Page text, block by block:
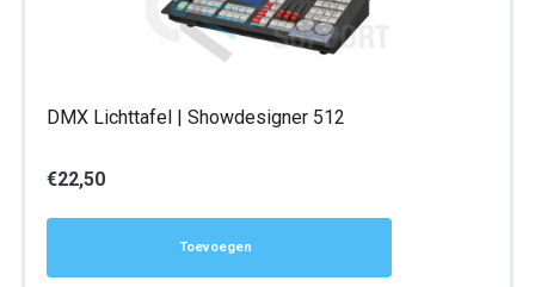
DMX Lichttafel | Showdesigner 512
€22,50
Toevoegen